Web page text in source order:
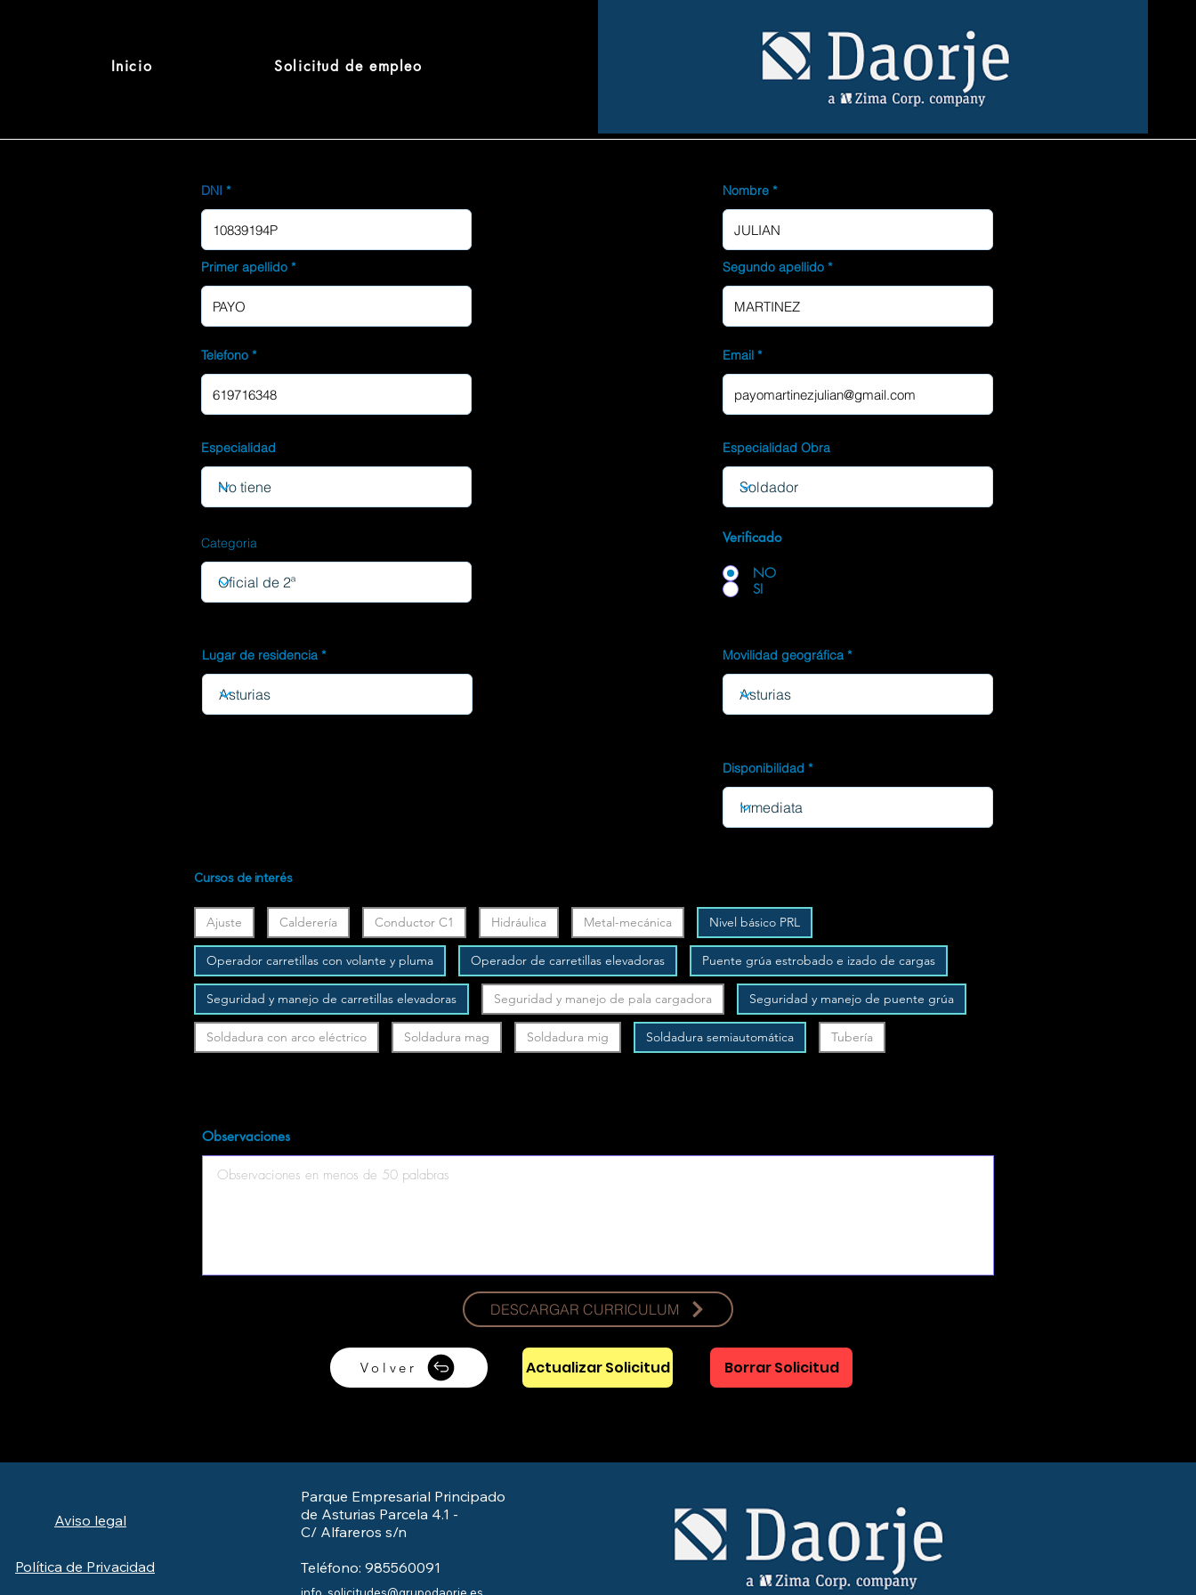
Inicio Solicitud de empleo
DNI
Primer apellido
Telefono
Especialidad
Categoria
Lugar de residencia
Nombre
Segundo apellido
Email
Especialidad Obra
Verificado
NO
SI
Movilidad geográfica
Disponibilidad
Cursos de interés
Ajuste Calderería Conductor C1 Hidráulica Metal-mecánica Nivel básico PRL
Operador carretillas con volante y pluma Operador de carretillas elevadoras Puente grúa estrobado e izado de cargas
Seguridad y manejo de carretillas elevadoras Seguridad y manejo de pala cargadora Seguridad y manejo de puente grúa
Soldadura con arco eléctrico Soldadura mag Soldadura mig Soldadura semiautomática Tubería
Observaciones
DESCARGAR CURRICULUM
Volver Actualizar Solicitud Borrar Solicitud
Aviso legal
Política de Privacidad
Parque Empresarial Principado
de Asturias Parcela 4.1 -
C/ Alfareros s/n
Teléfono: 985560091